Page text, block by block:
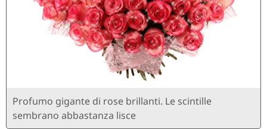
Profumo gigante di rose brillanti. Le scintille
sembrano abbastanza lisce